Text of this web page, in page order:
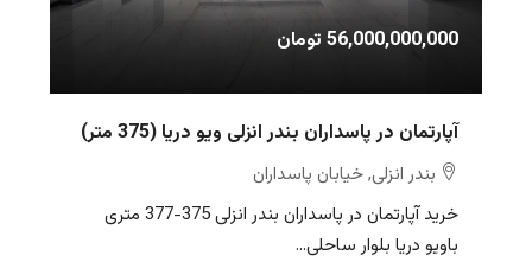
56,000,000,000 تومان
آپارتمان در پاسداران بندر انزلی ویو دریا (375 متر)
بندر انزلی, خیابان پاسداران
خرید آپارتمان در پاسداران بندر انزلی 375-377 متری
باویو دریا بلوار ساحلی...